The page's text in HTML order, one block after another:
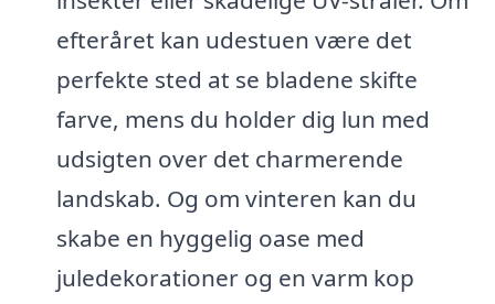
efteråret kan udestuen være det
perfekte sted at se bladene skifte
farve, mens du holder dig lun med
udsigten over det charmerende
landskab. Og om vinteren kan du
skabe en hyggelig oase med
juledekorationer og en varm kop